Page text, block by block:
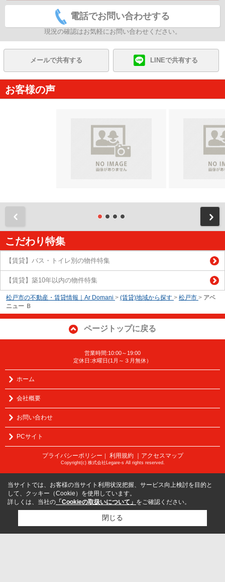
電話でお問い合わせする
現況の確認はお気軽にお問い合わせください。
メールで共有する LINEで共有する
お客様の声
こだわり特集
【賃貸】バス・トイレ別の物件特集
【賃貸】築10年以内の物件特集
松戸市の不動産・賃貸情報｜Ar Domani > (賃貸)地域から探す > 松戸市 > アベ
ニュー Ｂ
ページトップに戻る
営業時間:10:00～19:00
定休日:水曜日(1月～３月無休）
ホーム
会社概要
お問い合わせ
PCサイト
プライバシーポリシー 利用規約 ｜アクセスマップ
Copyright(c) 株式会社Legare-s All rights reserved.
当サイトでは、お客様の当サイト利用状況把握、サービス向上検討を目的と
して、クッキー（Cookie）を使用しています。
詳しくは、当社の 「Cookieの取扱いについて」 をご確認ください。
閉じる